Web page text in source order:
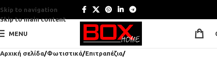
Skip to navigation
Skip to main content
MENU
Αρχική σελίδα Φωτιστικά Επιτραπέζια